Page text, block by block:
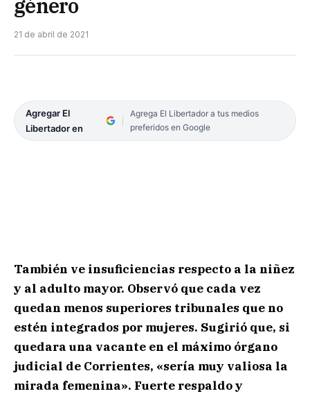
21 de abril de 2021
Agregar El
Libertador en
Agrega El Libertador a tus medios
preferidos en Google
También ve insuficiencias respecto a la niñez
y al adulto mayor. Observó que cada vez
quedan menos superiores tribunales que no
estén integrados por mujeres. Sugirió que, si
quedara una vacante en el máximo órgano
judicial de Corrientes, «sería muy valiosa la
mirada femenina». Fuerte respaldo y